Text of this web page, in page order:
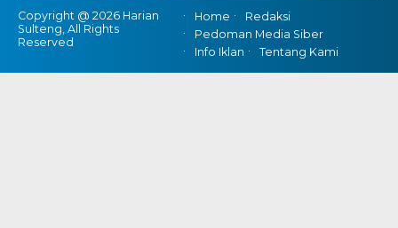
Copyright @ 2026 Harian
Sulteng, All Rights
Reserved
Home
Redaksi
Pedoman Media Siber
Info Iklan
Tentang Kami